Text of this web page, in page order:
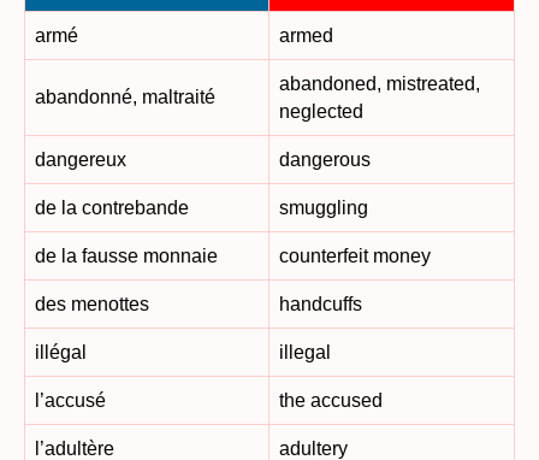
armé armed
abandonné, maltraité
abandoned, mistreated,
neglected
dangereux dangerous
de la contrebande smuggling
de la fausse monnaie counterfeit money
des menottes handcuffs
illégal illegal
l’accusé the accused
l’adultère adultery